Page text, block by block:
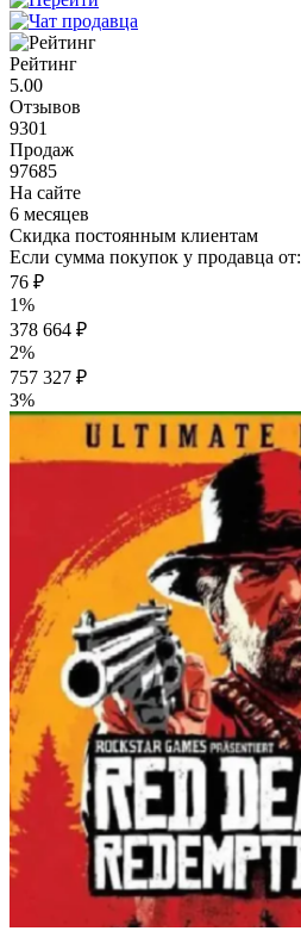
Рейтинг
5.00
Отзывов
9301
Продаж
97685
На сайте
6 месяцев
Скидка постоянным клиентам
Если сумма покупок у продавца от:
76 ₽
1%
378 664 ₽
2%
757 327 ₽
3%